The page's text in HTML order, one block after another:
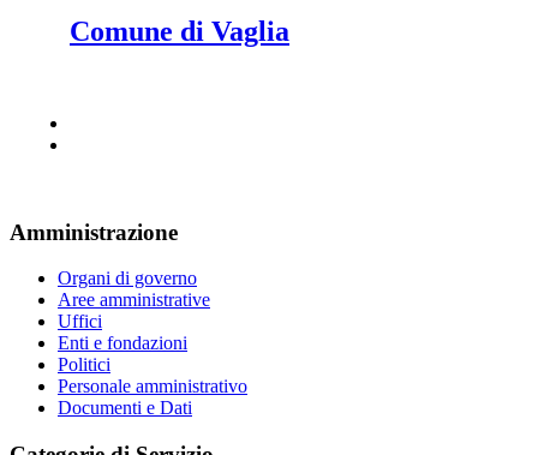
Comune di Vaglia
Amministrazione
Organi di governo
Aree amministrative
Uffici
Enti e fondazioni
Politici
Personale amministrativo
Documenti e Dati